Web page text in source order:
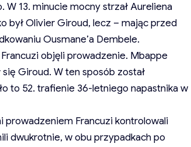
W 13. minucie mocny strzał Aureliena
był Olivier Giroud, lecz – mając przed
Ousmane’a Dembele.
objęli prowadzenie. Mbappe
Giroud. W ten sposób został
to 52. trafienie 36-letniego napastnika w
prowadzeniem Francuzi kontrolowali
dwukrotnie, w obu przypadkach po